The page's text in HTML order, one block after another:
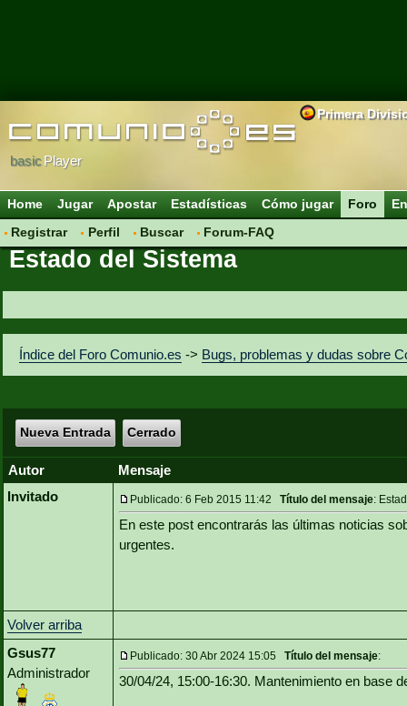
Primera
basicPlayer
Home Jugar Apostar Estadísticas Cómo jugar
Foro
Registrar
Perfil Buscar Forum-FAQ
Estado del Sistema
Índice del Foro Comunio.es -> Bugs, problemas y dudas sobre
Nueva Entrada Cerrado
Autor
Mensaje
Invitado
Publicado: 6 Feb 2015 11:42 Título del mensaje:
En este post encontrarás las últimas noticias
urgentes.
Volver arriba
Gsus77
Administrador
Publicado: 30 Abr 2024 15:05 Título del mensaje:
30/04/24, 15:00-16:30. Mantenimiento en base